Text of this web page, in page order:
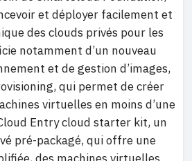
et déployer facilement et
des clouds privés pour les
notamment d’un nouveau
et de gestion d’images,
qui permet de créer
virtuelles en moins d’une
Entry cloud starter kit, un
pré-packagé, qui offre une